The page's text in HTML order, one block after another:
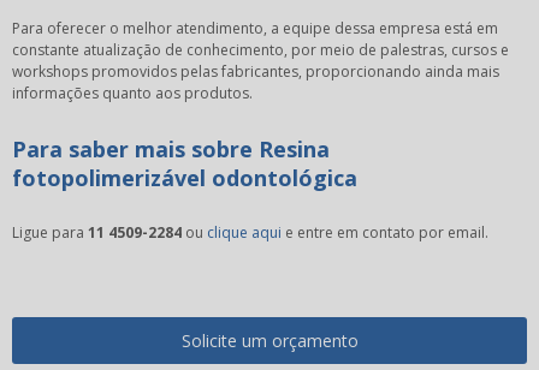
Para oferecer o melhor atendimento, a equipe dessa empresa está em
constante atualização de conhecimento, por meio de palestras, cursos e
workshops promovidos pelas fabricantes, proporcionando ainda mais
informações quanto aos produtos.
Para saber mais sobre Resina
fotopolimerizável odontológica
Ligue para 11 4509-2284 ou clique aqui e entre em contato por email.
Solicite um orçamento